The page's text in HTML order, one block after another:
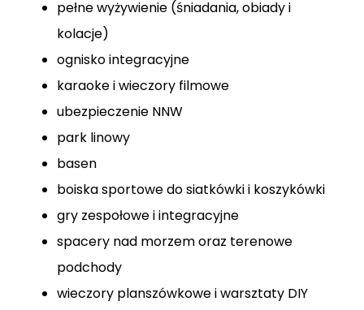
pełne wyżywienie (śniadania, obiady i
kolacje)
ognisko integracyjne
karaoke i wieczory filmowe
ubezpieczenie NNW
park linowy
basen
boiska sportowe do siatkówki i koszykówki
gry zespołowe i integracyjne
spacery nad morzem oraz terenowe
podchody
wieczory planszówkowe i warsztaty DIY